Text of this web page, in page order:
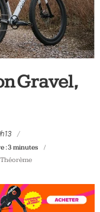
Gravel,
:3 minutes
Théorème